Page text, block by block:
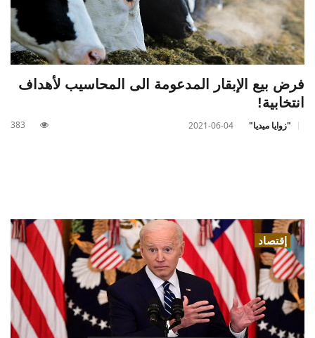
فرض بيع الإبقار المدعومة الى المحاسيب لأهداف
انتخابية!
"زوايا ميديا" 2021-06-04
383
إقتصاد